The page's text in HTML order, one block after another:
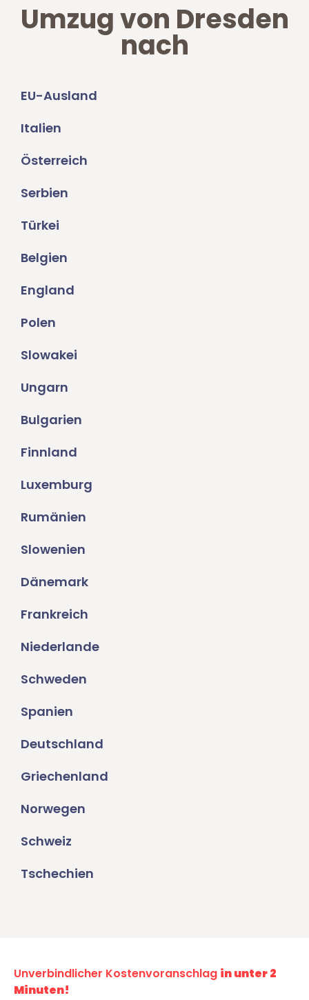
Umzug von Dresden
nach
EU-Ausland
Italien
Österreich
Serbien
Türkei
Belgien
England
Polen
Slowakei
Ungarn
Bulgarien
Finnland
Luxemburg
Rumänien
Slowenien
Dänemark
Frankreich
Niederlande
Schweden
Spanien
Deutschland
Griechenland
Norwegen
Schweiz
Tschechien
Unverbindlicher Kostenvoranschlag in unter 2
Minuten!